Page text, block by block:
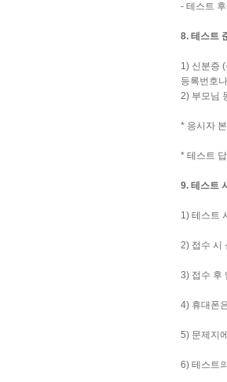
- 테스트
8. 테스트
1) 신분증
등록번호
2) 부모님
* 응시자
* 테스트
9. 테스트
1) 테스트
2) 접수 시
3) 접수 후
4) 휴대폰
5) 문제지
6) 테스트